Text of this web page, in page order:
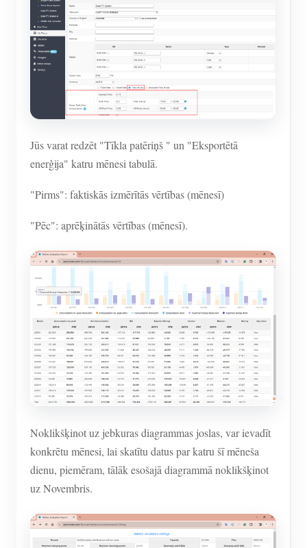
Jūs varat redzēt "Tīkla patēriņš " un "Eksportētā
enerģija" katru mēnesi tabulā.
"Pirms": faktiskās izmērītās vērtības (mēnesī)
"Pēc": aprēķinātās vērtības (mēnesī).
Noklikšķinot uz jebkuras diagrammas joslas, var ievadīt
konkrētu mēnesi, lai skatītu datus par katru šī mēneša
dienu, piemēram, tālāk esošajā diagrammā noklikšķinot
uz Novembris.